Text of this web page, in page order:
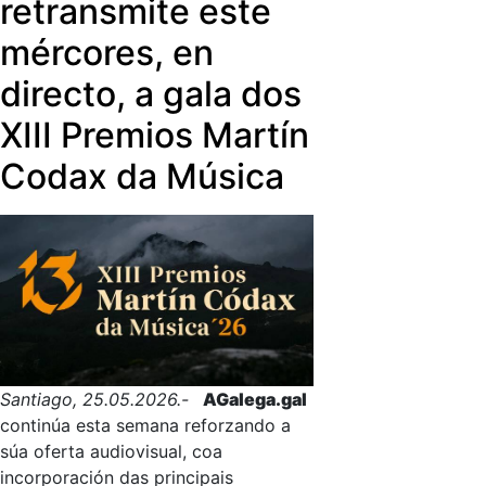
dispoñible para quen queira
participar, contar a súa historia ou
axudar a alguén que se sinta só.
retransmite este
mércores, en
directo, a gala dos
XIII Premios Martín
Codax da Música
Santiago, 25.05.2026.-
AGalega.gal
continúa esta semana reforzando a
súa oferta audiovisual, coa
incorporación das principais